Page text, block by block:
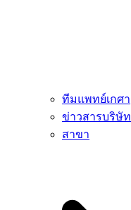
ทีมแพทย์เกศา
ข่าวสารบริษัท
สาขา